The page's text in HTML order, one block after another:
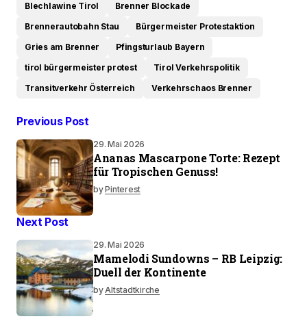
Blechlawine Tirol
Brenner Blockade
Brennerautobahn Stau
Bürgermeister Protestaktion
Gries am Brenner
Pfingsturlaub Bayern
tirol bürgermeister protest
Tirol Verkehrspolitik
Transitverkehr Österreich
Verkehrschaos Brenner
Previous Post
29. Mai 2026
Ananas Mascarpone Torte: Rezept
für Tropischen Genuss!
byPinterest
Next Post
29. Mai 2026
Mamelodi Sundowns – RB Leipzig:
Duell der Kontinente
byAltstadtkirche